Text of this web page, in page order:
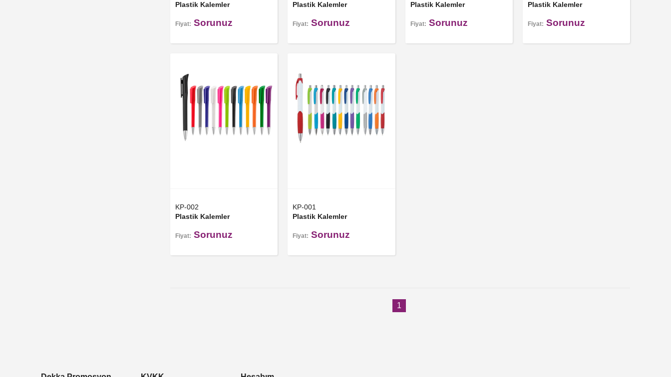
Plastik Kalemler
Fiyat: Sorunuz
Plastik Kalemler
Fiyat: Sorunuz
Plastik Kalemler
Fiyat: Sorunuz
Plastik Kalemler
Fiyat: Sorunuz
KP-002
Plastik Kalemler
Fiyat: Sorunuz
KP-001
Plastik Kalemler
Fiyat: Sorunuz
1